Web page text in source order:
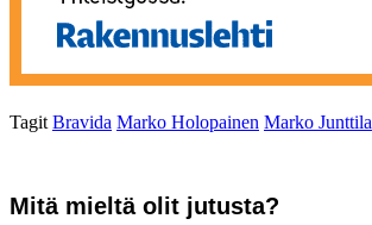
Tagit Bravida Marko Holopainen Marko Junttila
Mitä mieltä olit jutusta?